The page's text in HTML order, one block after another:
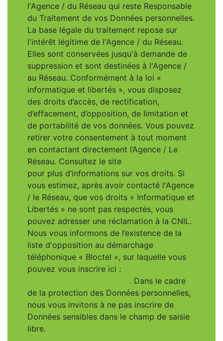
l'Agence / du Réseau qui reste Responsable
du Traitement de vos Données personnelles.
La base légale du traitement repose sur
l'intérêt légitime de l'Agence / du Réseau.
Elles sont conservées jusqu'à demande de
suppression et sont destinées à l'Agence /
au Réseau. Conformément à la loi «
informatique et libertés », vous disposez
des droits d’accès, de rectification,
d’effacement, d’opposition, de limitation et
de portabilité de vos données. Vous pouvez
retirer votre consentement à tout moment
en contactant directement l’Agence / Le
Réseau. Consultez le site
pour plus d’informations sur vos droits. Si
vous estimez, après avoir contacté l'Agence
/ le Réseau, que vos droits « Informatique et
Libertés » ne sont pas respectés, vous
pouvez adresser une réclamation à la CNIL.
Nous vous informons de l’existence de la
liste d'opposition au démarchage
téléphonique « Bloctel », sur laquelle vous
pouvez vous inscrire ici :
. Dans le cadre
de la protection des Données personnelles,
nous vous invitons à ne pas inscrire de
Données sensibles dans le champ de saisie
libre.